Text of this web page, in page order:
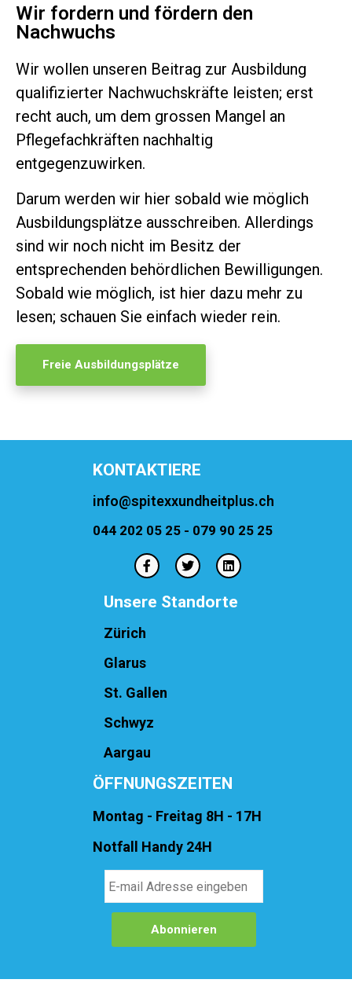
Wir fordern und fördern den
Nachwuchs
Wir wollen unseren Beitrag zur Ausbildung
qualifizierter Nachwuchskräfte leisten; erst
recht auch, um dem grossen Mangel an
Pflegefachkräften nachhaltig
entgegenzuwirken.
Darum werden wir hier sobald wie möglich
Ausbildungsplätze ausschreiben. Allerdings
sind wir noch nicht im Besitz der
entsprechenden behördlichen Bewilligungen.
Sobald wie möglich, ist hier dazu mehr zu
lesen; schauen Sie einfach wieder rein.
Freie Ausbildungsplätze
KONTAKTIERE
info@spitexxundheitplus.ch
044 202 05 25 - 079 90 25 25
Unsere Standorte
Zürich
Glarus
St. Gallen
Schwyz
Aargau
ÖFFNUNGSZEITEN
Montag - Freitag 8H - 17H
Notfall Handy 24H